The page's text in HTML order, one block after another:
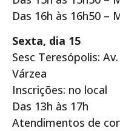
Das 16h às 16h50 –
Sexta, dia 15
Sesc Teresópolis:
Várzea
Inscrições: no local
Das 13h às 17h
Atendimentos de